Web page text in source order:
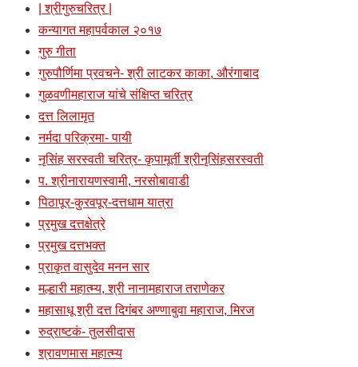
| श्रीगुरुचरित्र |
कन्यागत महापर्वकाल २०१७
गुरु गीता
गुरुपौर्णिमा प्रवचने- श्री लाटकर काका, औरंगाबाद
गुळवणीमहाराज यांचे संक्षिप्त चरित्र
दत्त लिलामृत
नर्मदा परिक्रमा- पायी
नृसिंह सरस्वती चरित्र- कृपामूर्ती श्रीनृसिंहसरस्वती
प. श्रीनारायणस्वामी, नरसोबावाडी
पिठापूर-कुरवपूर-दत्तधाम यात्रा
प्रमुख दत्तक्षेत्रे
प्रमुख दत्तभक्त
प्राकृत वासुदेव मनन सार
मल्हारी महात्म्य, श्री नानामहाराज तराणेकर
महासाधू श्री दत्त दिगंबर अण्णाबुवा महाराज, मिरज
रुद्राष्टकं- तुलसीदास
श्रावणमास महात्म्य